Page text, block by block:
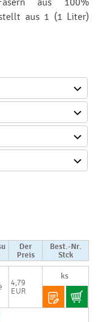
aus 100%
aus 1 (1 Liter)
Der
Preis
Best.-Nr.
Stck
4,79
EUR